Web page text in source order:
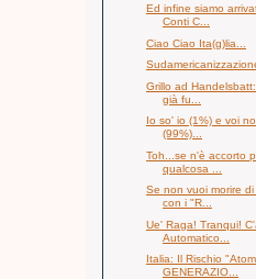
Ed infine siamo
Conti C...
Ciao Ciao Ita(g)lia...
Grillo ad Handelsbatt:
già fu...
Io so' io (1%) e voi
(99%)...
Toh...se n'è accorto
qualcosa ...
Se non vuoi morire
con i "R...
Ue' Raga! Tranqui!
Automatico...
Italia: Il Rischio
GENERAZIO...